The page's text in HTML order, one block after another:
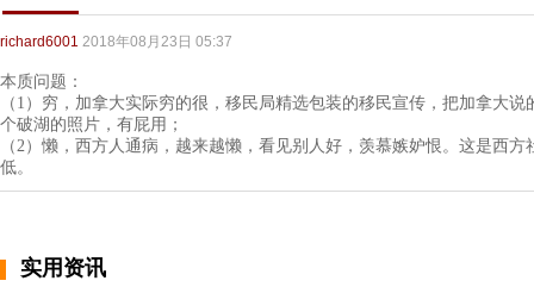
richard6001 2018年08月23日 05:37
本质问题：
（1）穷，加拿大实际穷的很，移民局精选包装的移民宣传，把加拿大
个破湖的照片，有屁用；
（2）懒，西方人通病，越来越懒，看见别人好，羡慕嫉妒恨。这是西
低。
实用资讯